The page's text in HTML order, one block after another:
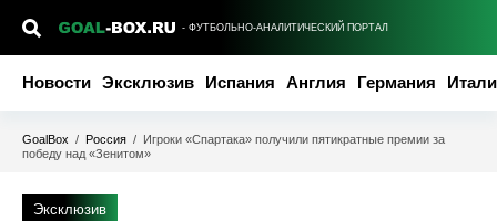
- ФУТБОЛЬНО-АНАЛИТИЧЕСКИЙ ПОРТАЛ
Новости Эксклюзив Испания Англия Германия
GoalBox / Россия / Игроки «Спартака» получили пятикратные премии за
победу над «Зенитом»
Эксклюзив